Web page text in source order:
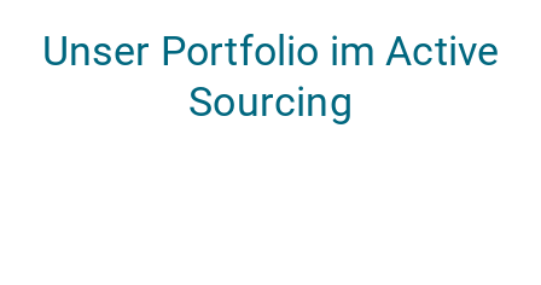
Unser Portfolio im Active
Sourcing